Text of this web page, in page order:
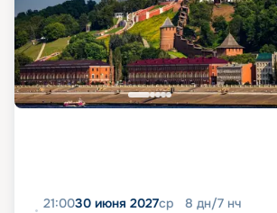
21:0030 июня 2027ср 8 дн/7 нч